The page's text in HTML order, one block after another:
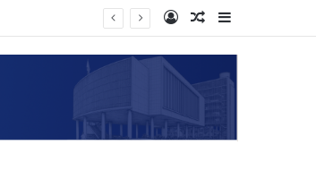
Log InRandom Article